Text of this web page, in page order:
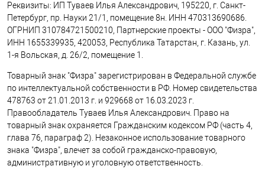
Реквизиты: ИП Туваев Илья Александрович, 195220, г. Санкт-
Петербург, пр. Науки 21/1, помещение 8н. ИНН 470313690686.
ОГРНИП 310784721500210, Партнерские проекты - ООО "Физра",
ИНН 1655339935, 420053, Республика Татарстан, г. Казань, ул.
1-я Вольская, д. 26/2, помещение 1.
Товарный знак "Физра" зарегистрирован в Федеральной службе
по интеллектуальной собственности в РФ. Номер свидетельства
478763 от 21.01.2013 г. и 929668 от 16.03.2023 г.
Правообладатель Туваев Илья Александрович. Право на
товарный знак охраняется Гражданским кодексом РФ (часть 4,
глава 76, параграф 2). Незаконное использование товарного
знака "Физра", влечет за собой гражданско-правовую,
административную и уголовную ответственность.